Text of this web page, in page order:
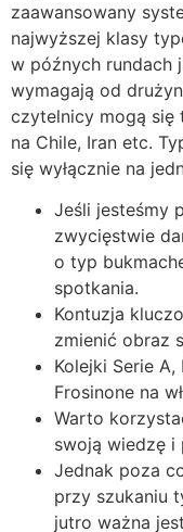
zaawansowany
najwyższej klasy
w późnych rundach
wymagają od
czytelnicy mogą się
na Chile, Iran etc.
się wyłącznie na
Jeśli jesteśmy
zwycięstwie
o typ
spotkania.
Kontuzja
zmienić obraz
Kolejki Serie
Frosinone na
Warto
swoją wiedzę i
Jednak poza
przy szukaniu
jutro ważna